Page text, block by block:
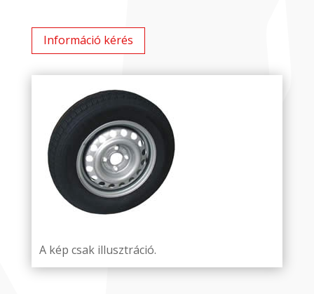
Információ kérés
A kép csak illusztráció.